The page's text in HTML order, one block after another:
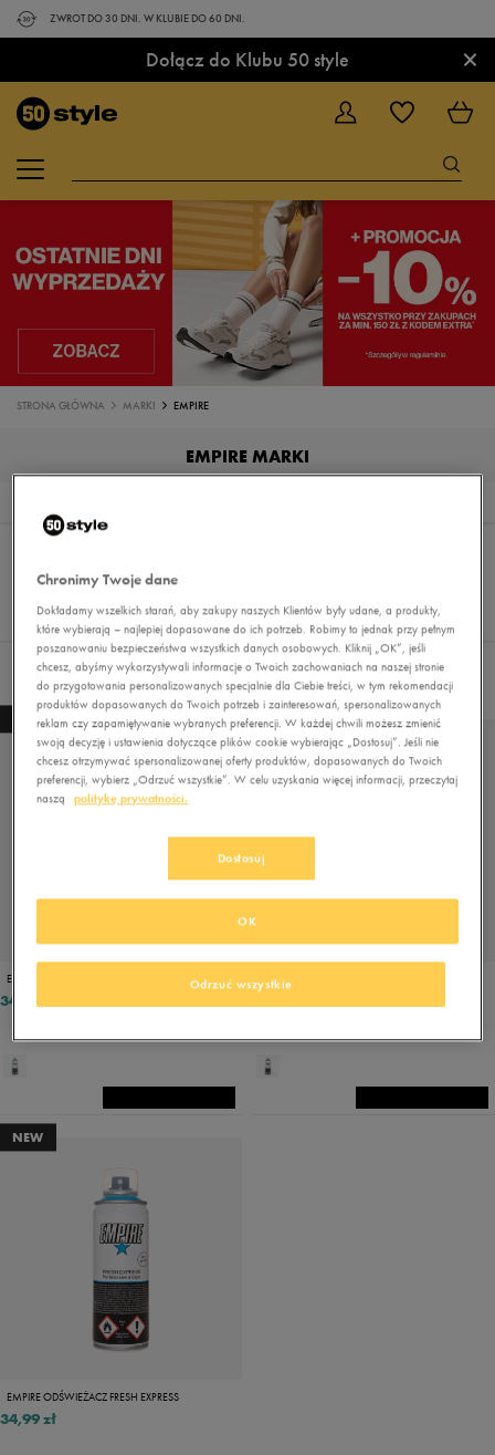
ZWROT DO 30 DNI. W KLUBIE DO 60 DNI.
Dołącz do Klubu 50 style ×
STRONA GŁÓWNA MARKI EMPIRE
EMPIRE MARKI
Sortuj:
z 3
Nie wybrano filtrów
NEW
EMPIRE ŚRODEK CZYSZCZĄCY CLEAN KEEPER
34,99 zł
NEW
EMPIRE IMPREGNAT DIRT BLOCKER
NEW
EMPIRE ODŚWIEŻACZ FRESH EXPRESS
34,99 zł
Chronimy Twoje dane
Dokładamy wszelkich starań, aby zakupy naszych Klientów były udane, a produkty,
które wybierają – najlepiej dopasowane do ich potrzeb. Robimy to jednak przy pełnym
poszanowaniu bezpieczeństwa wszystkich danych osobowych. Kliknij „OK”, jeśli
chcesz, abyśmy wykorzystywali informacje o Twoich zachowaniach na naszej stronie
do przygotowania personalizowanych specjalnie dla Ciebie treści, w tym rekomendacji
produktów dopasowanych do Twoich potrzeb i zainteresowań, spersonalizowanych
reklam czy zapamiętywanie wybranych preferencji. W każdej chwili możesz zmienić
swoją decyzję i ustawienia dotyczące plików cookie wybierając „Dostosuj”. Jeśli nie
chcesz otrzymywać spersonalizowanej oferty produktów, dopasowanych do Twoich
preferencji, wybierz „Odrzuć wszystkie”. W celu uzyskania więcej informacji, przeczytaj
naszą
politykę prywatności.
Dostosuj
Odrzuć wszystkie
OK